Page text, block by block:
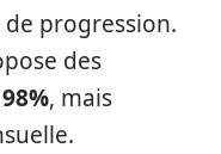
progression.
des
, mais